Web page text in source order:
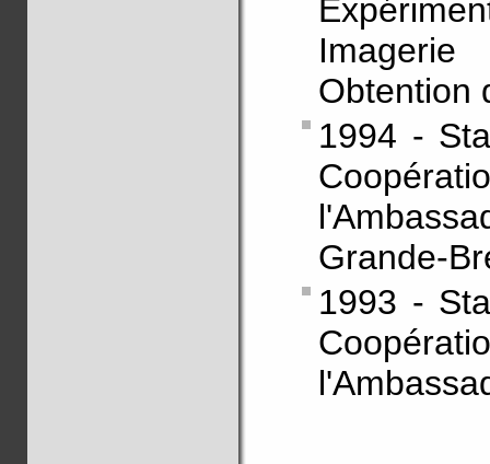
Obtention
1994 -
Grande-
1993 -